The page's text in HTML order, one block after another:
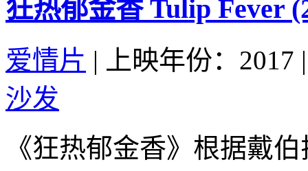
狂热郁金香 Tulip Fever
爱情片 | 上映年份：2017 |
沙发
《狂热郁金香》根据戴